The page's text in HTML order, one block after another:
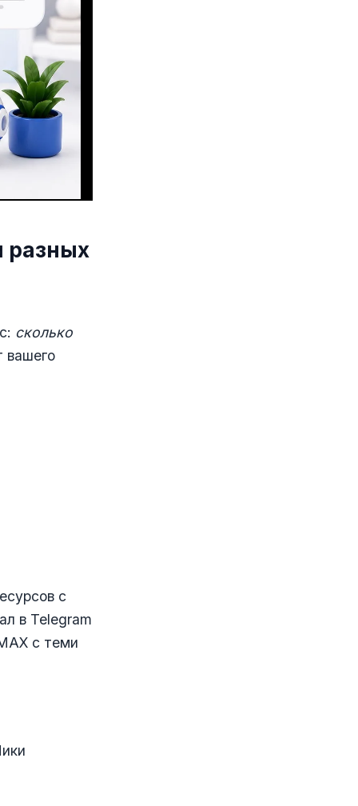
разных
сколько
вашего
с
в Telegram
с теми